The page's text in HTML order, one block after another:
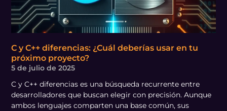
C y C++ diferencias: ¿Cuál deberías usar en tu
próximo proyecto?
5 de julio de 2025
C y C++ diferencias es una búsqueda recurrente entre
desarrolladores que buscan elegir con precisión. Aunque
ambos lenguajes comparten una base común, sus